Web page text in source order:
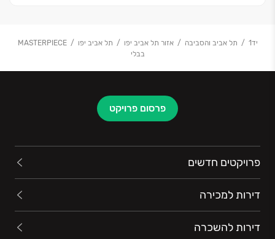
יד1 תל אביב והסביבה אזור תל אביב יפו תל אביב יפו
MASTERPIECE
בבלי
פרסום פרויקט
פרויקטים חדשים
דירות למכירה
דירות להשכרה